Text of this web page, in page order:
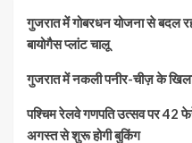
गुजरात में गोबरधन योजना से बदल
बायोगैस प्लांट चालू
गुजरात में नकली पनीर-चीज़ के
पश्चिम रेलवे गणपति उत्सव पर 42
अगस्त से शुरू होगी बुकिंग